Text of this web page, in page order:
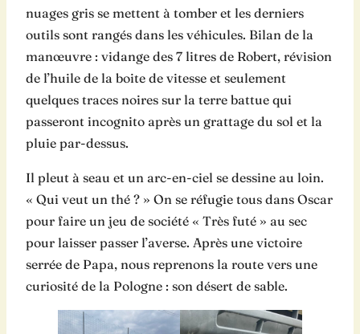
nuages gris se mettent à tomber et les derniers
outils sont rangés dans les véhicules. Bilan de la
manœuvre : vidange des 7 litres de Robert, révision
de l’huile de la boite de vitesse et seulement
quelques traces noires sur la terre battue qui
passeront incognito après un grattage du sol et la
pluie par-dessus.
Il pleut à seau et un arc-en-ciel se dessine au loin.
« Qui veut un thé ? » On se réfugie tous dans Oscar
pour faire un jeu de société « Très futé » au sec
pour laisser passer l’averse. Après une victoire
serrée de Papa, nous reprenons la route vers une
curiosité de la Pologne : son désert de sable.